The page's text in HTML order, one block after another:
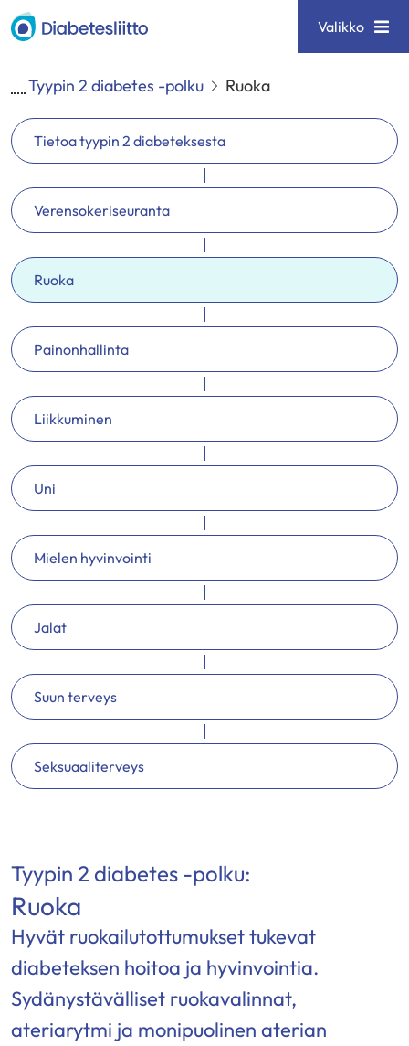
Siirry
sisältöön
Diabetesliitto Valikko
Tyypin 2 diabetes -polku Ruoka
Tietoa tyypin 2 diabeteksesta
Verensokeriseuranta
Ruoka
Painonhallinta
Liikkuminen
Uni
Mielen hyvinvointi
Jalat
Suun terveys
Seksuaaliterveys
Tyypin 2 diabetes -polku:
Ruoka
Hyvät ruokailutottumukset tukevat
diabeteksen hoitoa ja hyvinvointia.
Sydänystävälliset ruokavalinnat,
ateriarytmi ja monipuolinen aterian